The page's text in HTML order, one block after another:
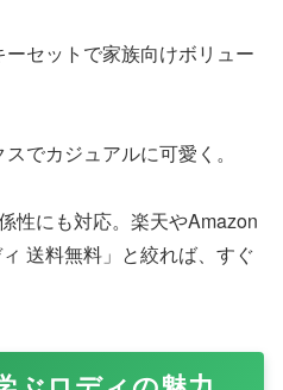
ーセットで家族向けボリュー
でカジュアルに可愛く。
性にも対応。楽天やAmazon
送料無料」と絞れば、すぐ